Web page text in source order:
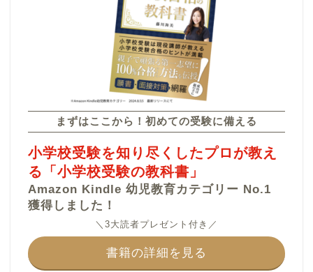
まずはここから！初めての受験に備える
小学校受験を知り尽くしたプロが教え
る「小学校受験の教科書」
Amazon Kindle 幼児教育カテゴリー No.1
獲得しました！
＼3大読者プレゼント付き／
書籍の詳細を見る
ご依頼までの流れ
カテゴリー
福島県
福島大学附属小学校
大阪府
四天王寺小学校
四條畷学園小学校
城南学園小学校
香里ヌヴェール学院小学